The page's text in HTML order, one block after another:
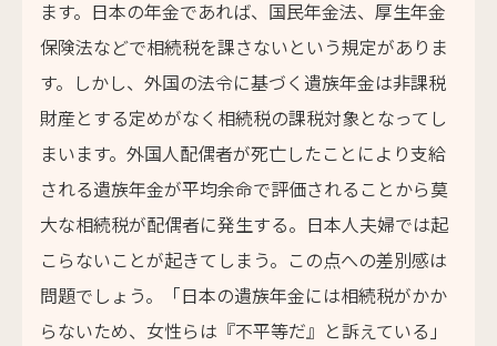
ます。日本の年金であれば、国民年金法、厚生年金
保険法などで相続税を課さないという規定がありま
す。しかし、外国の法令に基づく遺族年金は非課税
財産とする定めがなく相続税の課税対象となってし
まいます。外国人配偶者が死亡したことにより支給
される遺族年金が平均余命で評価されることから莫
大な相続税が配偶者に発生する。日本人夫婦では起
こらないことが起きてしまう。この点への差別感は
問題でしょう。「日本の遺族年金には相続税がかか
らないため、女性らは『不平等だ』と訴えている」